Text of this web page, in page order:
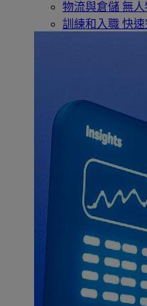
物流與倉儲 無
訓練和入職 快